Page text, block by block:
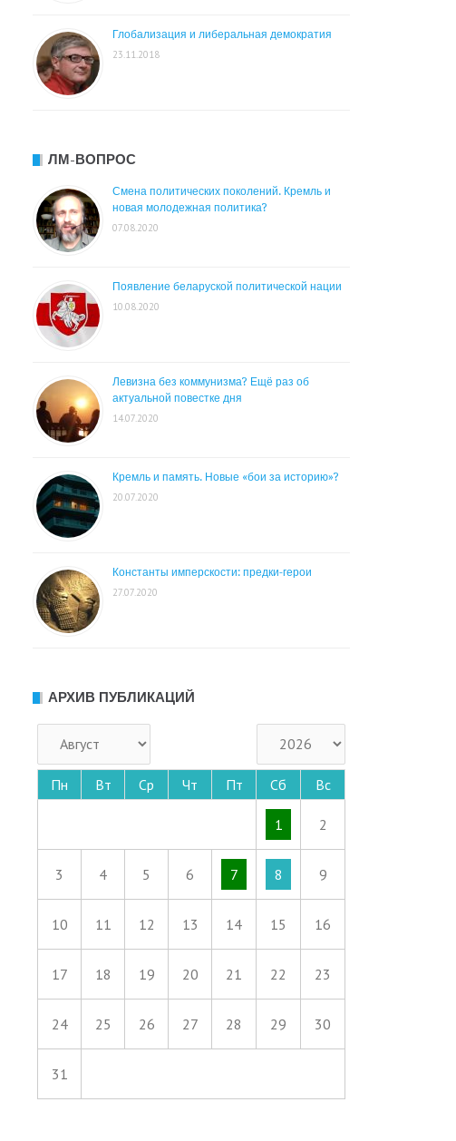
Глобализация и либеральная демократия
23.11.2018
ЛМ-ВОПРОС
Смена политических поколений. Кремль и
новая молодежная политика?
07.08.2020
Появление беларуской политической нации
10.08.2020
Левизна без коммунизма? Ещё раз об
актуальной повестке дня
14.07.2020
Кремль и память. Новые «бои за историю»?
20.07.2020
Константы имперскости: предки-герои
27.07.2020
АРХИВ ПУБЛИКАЦИЙ
Пн Вт Ср Чт Пт Сб Вс
1 2
3 4 5 6 7 8 9
10 11 12 13 14 15 16
17 18 19 20 21 22 23
24 25 26 27 28 29 30
31